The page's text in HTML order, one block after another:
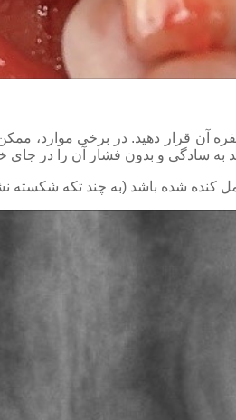
آن قرار دهید. در برخی موارد،
به سادگی و بدون فشار آن را در
کنده شده باشد (به چند تکه شکسته